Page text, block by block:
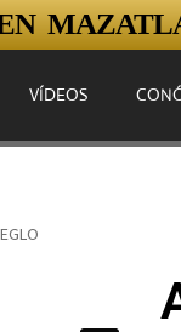
VÍDEOS